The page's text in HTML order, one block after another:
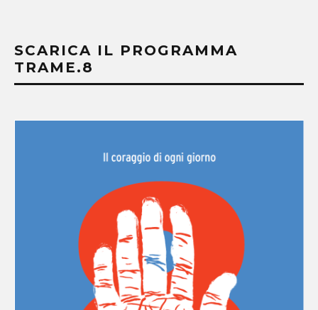
SCARICA IL PROGRAMMA
TRAME.8